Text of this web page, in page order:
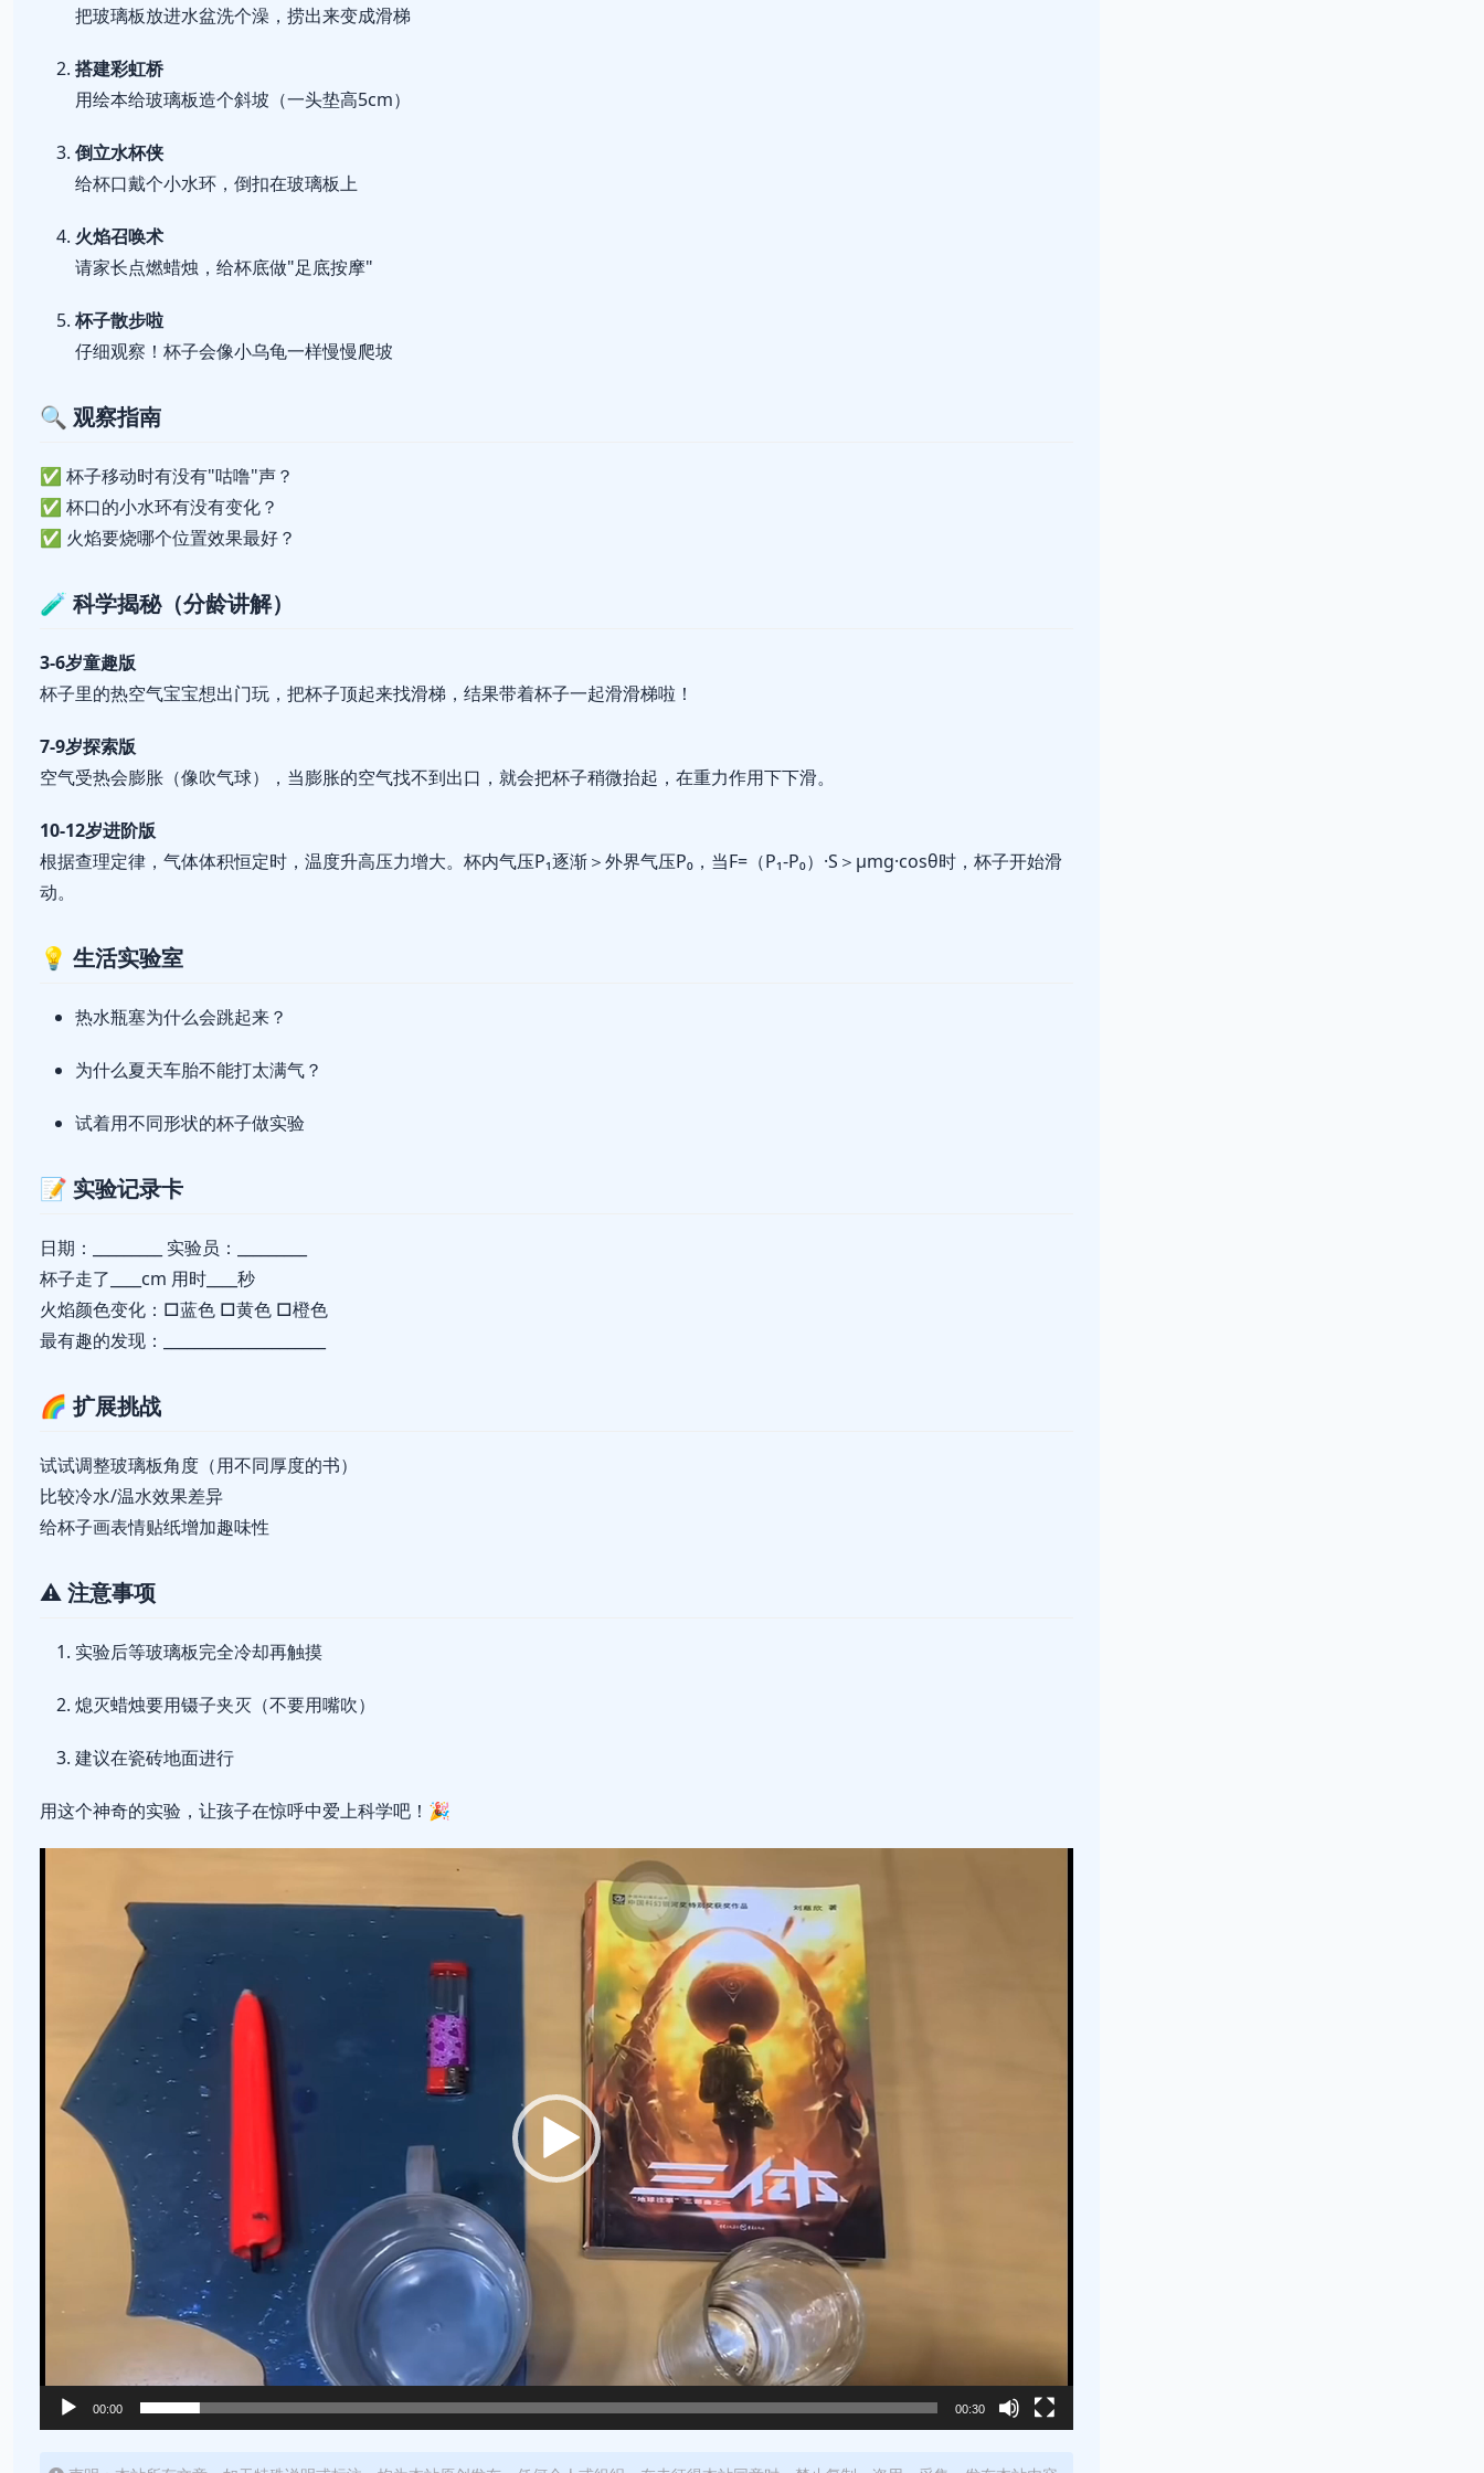
把玻璃板放进水盆洗个澡，捞出来变成滑梯
搭建彩虹桥
用绘本给玻璃板造个斜坡（一头垫高5cm）
倒立水杯侠
给杯口戴个小水环，倒扣在玻璃板上
火焰召唤术
请家长点燃蜡烛，给杯底做"足底按摩"
杯子散步啦
仔细观察！杯子会像小乌龟一样慢慢爬坡
🔍 观察指南
✅ 杯子移动时有没有"咕噜"声？
✅ 杯口的小水环有没有变化？
✅ 火焰要烧哪个位置效果最好？
🧪 科学揭秘（分龄讲解）
3-6岁童趣版
杯子里的热空气宝宝想出门玩，把杯子顶起来找滑梯，结果带着杯子一起滑滑梯啦！
7-9岁探索版
空气受热会膨胀（像吹气球），当膨胀的空气找不到出口，就会把杯子稍微抬起，在重力作用下下滑。
10-12岁进阶版
根据查理定律，气体体积恒定时，温度升高压力增大。杯内气压P₁逐渐＞外界气压P₀，当F=（P₁-P₀）·S＞μmg·cosθ时，杯子开始滑
动。
💡 生活实验室
热水瓶塞为什么会跳起来？
为什么夏天车胎不能打太满气？
试着用不同形状的杯子做实验
📝 实验记录卡
日期：_________ 实验员：_________
杯子走了____cm 用时____秒
火焰颜色变化：□蓝色 □黄色 □橙色
最有趣的发现：_____________________
🌈 扩展挑战
试试调整玻璃板角度（用不同厚度的书）
比较冷水/温水效果差异
给杯子画表情贴纸增加趣味性
⚠️ 注意事项
实验后等玻璃板完全冷却再触摸
熄灭蜡烛要用镊子夹灭（不要用嘴吹）
建议在瓷砖地面进行
用这个神奇的实验，让孩子在惊呼中爱上科学吧！🎉
00:00 00:30